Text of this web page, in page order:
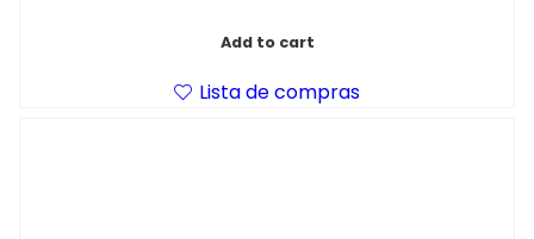
Add to cart
Lista de compras